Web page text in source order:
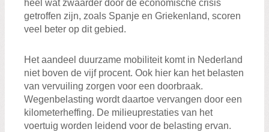
heel wat zwaarder door de economische crisis
getroffen zijn, zoals Spanje en Griekenland, scoren
veel beter op dit gebied.
Het aandeel duurzame mobiliteit komt in Nederland
niet boven de vijf procent. Ook hier kan het belasten
van vervuiling zorgen voor een doorbraak.
Wegenbelasting wordt daartoe vervangen door een
kilometerheffing. De milieuprestaties van het
voertuig worden leidend voor de belasting ervan.